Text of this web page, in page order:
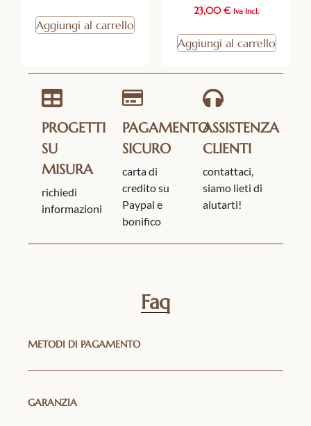
Aggiungi al carrello
23,00€ Iva Incl.
Aggiungi al carrello
PROGETTI
SU
MISURA
richiedi
informazioni
PAGAMENTO
SICURO
carta di
credito su
Paypal e
bonifico
ASSISTENZA
CLIENTI
contattaci,
siamo lieti di
aiutarti!
Faq
METODI DI PAGAMENTO
GARANZIA